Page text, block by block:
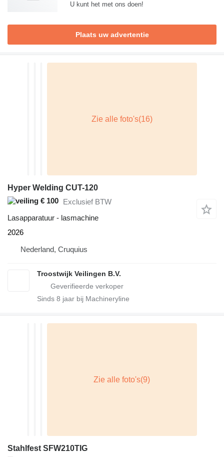
U kunt het met ons doen!
Plaats uw advertentie
Hyper Welding CUT-120
€ 100 Exclusief BTW
Lasapparatuur - lasmachine
2026
Nederland, Cruquius
Troostwijk Veilingen B.V.
Sinds 8 jaar bij Machineryline
Stahlfest SFW210TIG